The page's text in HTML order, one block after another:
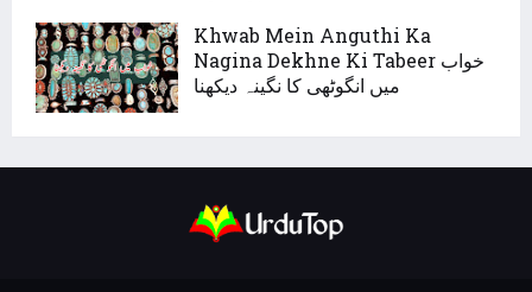
Khwab Mein Anguthi Ka
Nagina Dekhne Ki Tabeer خواب
میں انگوٹھی کا نگینہ دیکھنا